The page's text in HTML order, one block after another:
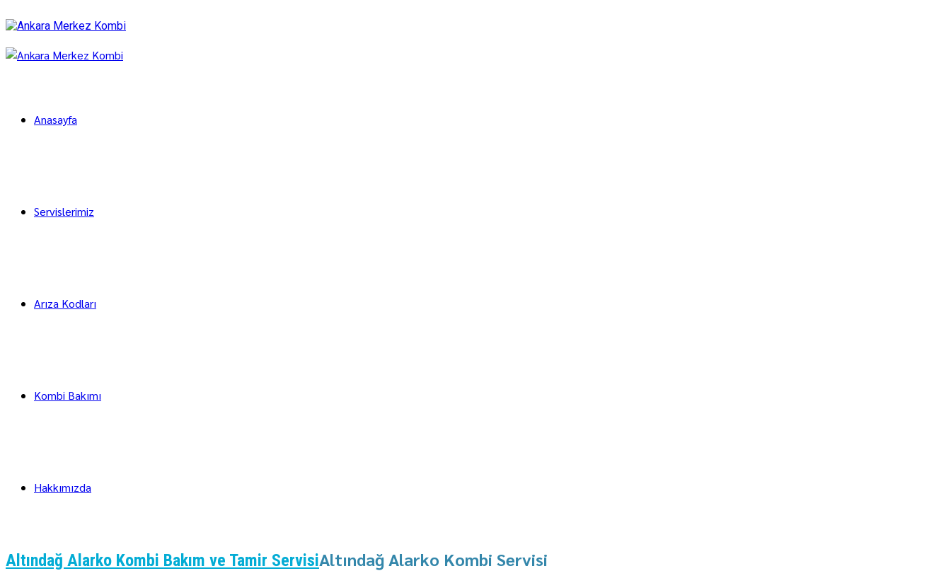
Anasayfa
Servislerimiz
Arıza Kodları
Kombi Bakımı
Hakkımızda
Altındağ Alarko Kombi Bakım ve Tamir ServisiAltındağ Alarko Kombi Servisi